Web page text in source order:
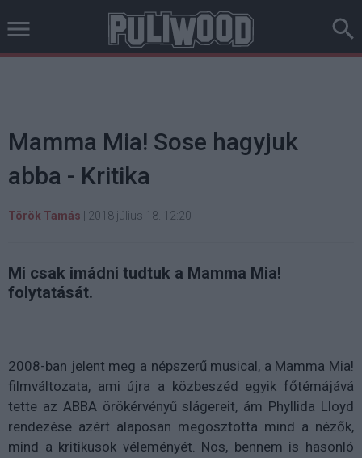
Mamma Mia! Sose hagyjuk
abba - Kritika
Török Tamás 2018 július 18. 12:20
Mi csak imádni tudtuk a Mamma Mia!
folytatását.
2008-ban jelent meg a népszerű musical, a Mamma Mia!
filmváltozata, ami újra a közbeszéd egyik főtémájává
tette az ABBA örökérvényű slágereit, ám Phyllida Lloyd
rendezése azért alaposan megosztotta mind a nézők,
mind a kritikusok véleményét. Nos, bennem is hasonló